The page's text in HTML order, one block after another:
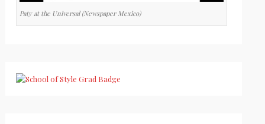
Paty at the Universal (Newspaper Mexico)